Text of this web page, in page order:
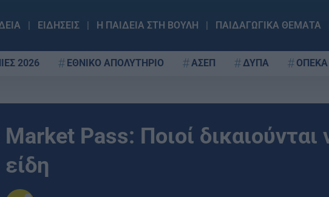
ΕΙΔΗΣΕΙΣ Η ΠΑΙΔΕΙΑ ΣΤΗ ΒΟΥΛΗ ΠΑΙΔΑΓΩΓΙΚΑ ΘΕΜΑΤΑ
2026 ΕΘΝΙΚΟ ΑΠΟΛΥΤΗΡΙΟ ΑΣΕΠ ΔΥΠΑ ΟΠΕΚΑ
Market Pass: Ποιοί
είδη